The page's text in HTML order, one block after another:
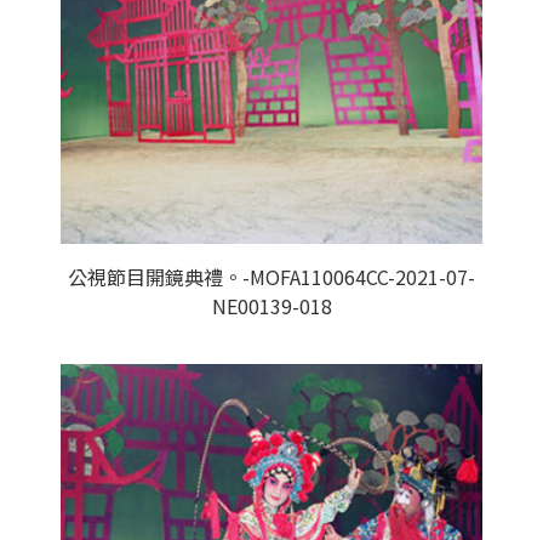
公視節目開鏡典禮。-MOFA110064CC-2021-07-
NE00139-018